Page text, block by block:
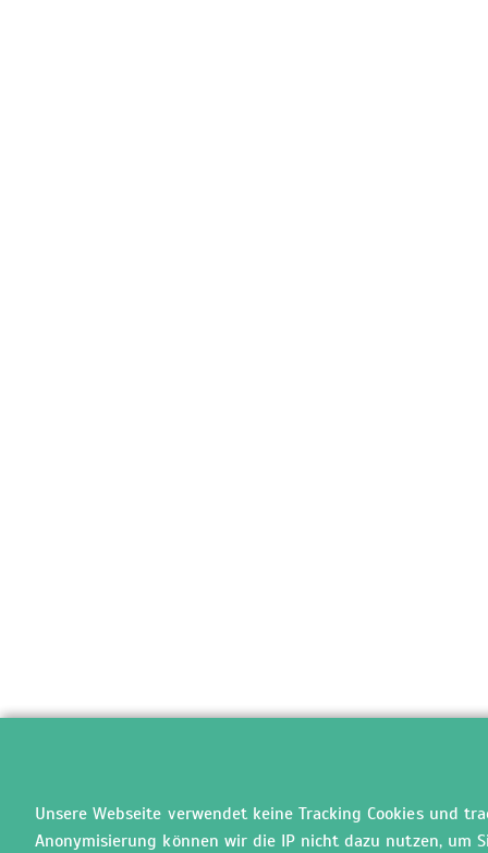
Unsere Webseite verwendet keine Tracking Cookies und
Anonymisierung können wir die IP nicht dazu nutzen, um